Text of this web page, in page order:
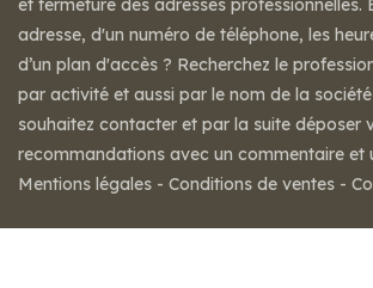
et fermeture des adresses professionnelles.
adresse, d'un numéro de téléphone, les
d’un plan d'accès ? Recherchez le
par activité et aussi par le nom de la
souhaitez contacter et par la suite déposer
recommandations avec un commentaire et
Mentions légales - Conditions de ventes -